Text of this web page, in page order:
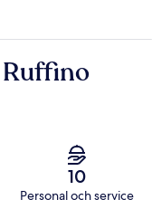
Ruffino
10
Personal och service